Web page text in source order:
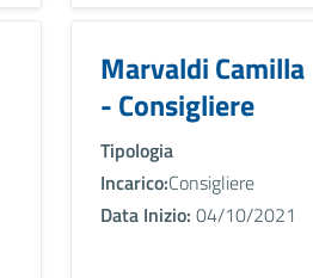
Marvaldi Camilla
- Consigliere
Tipologia
Incarico:Consigliere
Data Inizio: 04/10/2021